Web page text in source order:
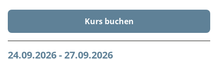
Kurs buchen
24.09.2026 - 27.09.2026